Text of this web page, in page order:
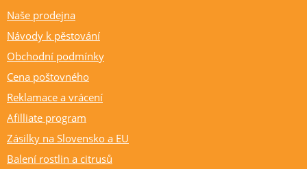
Naše prodejna
Návody k pěstování
Obchodní podmínky
Cena poštovného
Reklamace a vrácení
Afilliate program
Zásilky na Slovensko a EU
Balení rostlin a citrusů